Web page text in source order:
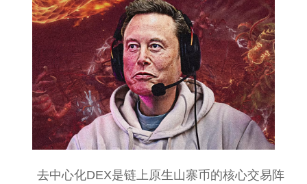
去中心化DEX是链上原生山寨币的核心交易阵